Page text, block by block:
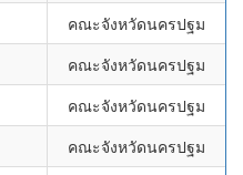
คณะจังหวัดนครปฐม
คณะจังหวัดนครปฐม
คณะจังหวัดนครปฐม
คณะจังหวัดนครปฐม